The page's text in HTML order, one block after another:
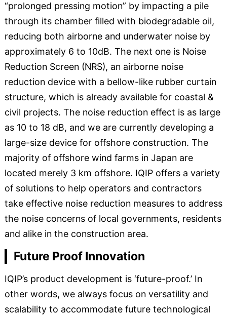
“prolonged pressing motion” by impacting a pile
through its chamber filled with biodegradable oil,
reducing both airborne and underwater noise by
approximately 6 to 10dB. The next one is Noise
Reduction Screen (NRS), an airborne noise
reduction device with a bellow-like rubber curtain
structure, which is already available for coastal &
civil projects. The noise reduction effect is as large
as 10 to 18 dB, and we are currently developing a
large-size device for offshore construction. The
majority of offshore wind farms in Japan are
located merely 3 km offshore. IQIP offers a variety
of solutions to help operators and contractors
take effective noise reduction measures to address
the noise concerns of local governments, residents
and alike in the construction area.
Future Proof Innovation
IQIP’s product development is ‘future-proof.’ In
other words, we always focus on versatility and
scalability to accommodate future technological